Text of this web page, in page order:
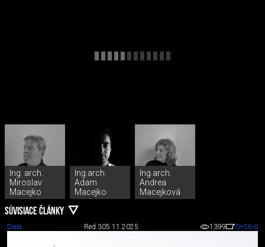
Ing. arch.
Miroslav
Macejko
Ing.arch.
Adam
Macejko
Ing.arch.
Andrea
Macejková
SÚVISIACE ČLÁNKY
Diela Red 305.11.2025 1399 0+56-0